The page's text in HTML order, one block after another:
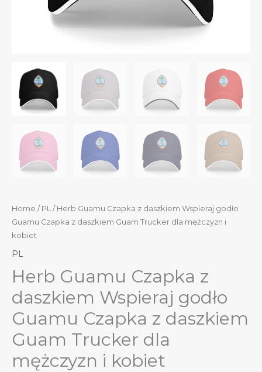
Home / PL / Herb Guamu Czapka z daszkiem Wspieraj godło
Guamu Czapka z daszkiem Guam Trucker dla mężczyzn i
kobiet
PL
Herb Guamu Czapka z
daszkiem Wspieraj godło
Guamu Czapka z daszkiem
Guam Trucker dla
mężczyzn i kobiet